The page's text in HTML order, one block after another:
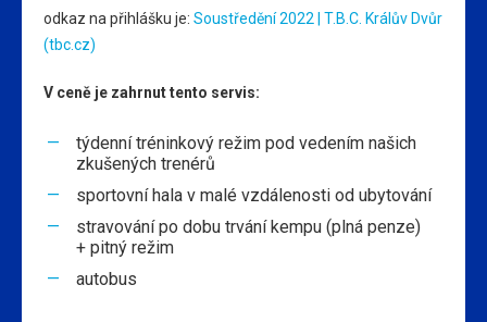
odkaz na přihlášku je: Soustředění 2022 | T.B.C. Králův Dvůr
(tbc.cz)
V ceně je zahrnut tento servis:
týdenní tréninkový režim pod vedením našich
zkušených trenérů
sportovní hala v malé vzdálenosti od ubytování
stravování po dobu trvání kempu (plná penze)
+ pitný režim
autobus